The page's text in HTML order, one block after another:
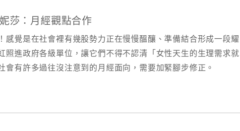
莎：月經觀點合作
感覺是在社會裡有幾股勢力正在慢慢醞釀、準備結合形成一段耀
照進政府各級單位，讓它們不得不認清「女性天生的生理需求就
會有許多過往沒注意到的月經面向，需要加緊腳步修正。